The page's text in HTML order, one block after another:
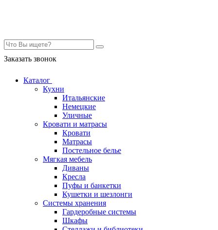
Заказать звонок
Каталог
Кухни
Итальянские
Немецкие
Уличные
Кровати и матрасы
Кровати
Матрасы
Постельное белье
Мягкая мебель
Диваны
Кресла
Пуфы и банкетки
Кушетки и шезлонги
Системы хранения
Гардеробные системы
Шкафы